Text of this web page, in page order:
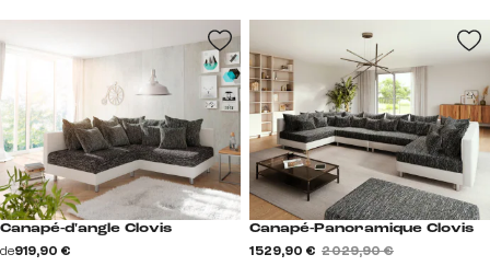
Canapé-d'angle Clovis
de919,90 €
Canapé-Panoramique Clovis
1 529,90 € 2 029,90 €